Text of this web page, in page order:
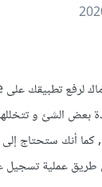
بعض الشئ و
, كما أنك ستحتاج
طريق عملية تسجيل